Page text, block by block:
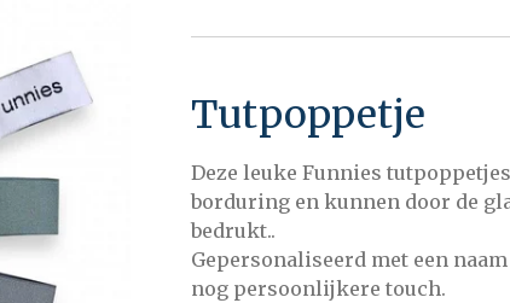
Tutpoppetje
Deze leuke Funnies
borduring en kunnen door de
bedrukt..
Gepersonaliseerd met een
nog persoonlijkere touch.